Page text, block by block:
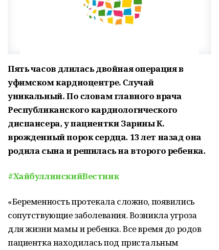
Пять часов длилась двойная операция в
уфимском кардиоцентре. Случай
уникальный. По словам главного врача
Республиканского кардиологического
диспансера, у пациентки Зарины К.
врожденный порок сердца. 13 лет назад она
родила сына и решилась на второго ребенка.
#ХайбуллинскийВестник
«Беременность протекала сложно, появились
сопутствующие заболевания. Возникла​ угроза
для жизни мамы и ребенка. Все время до родов
пациентка находилась под пристальным